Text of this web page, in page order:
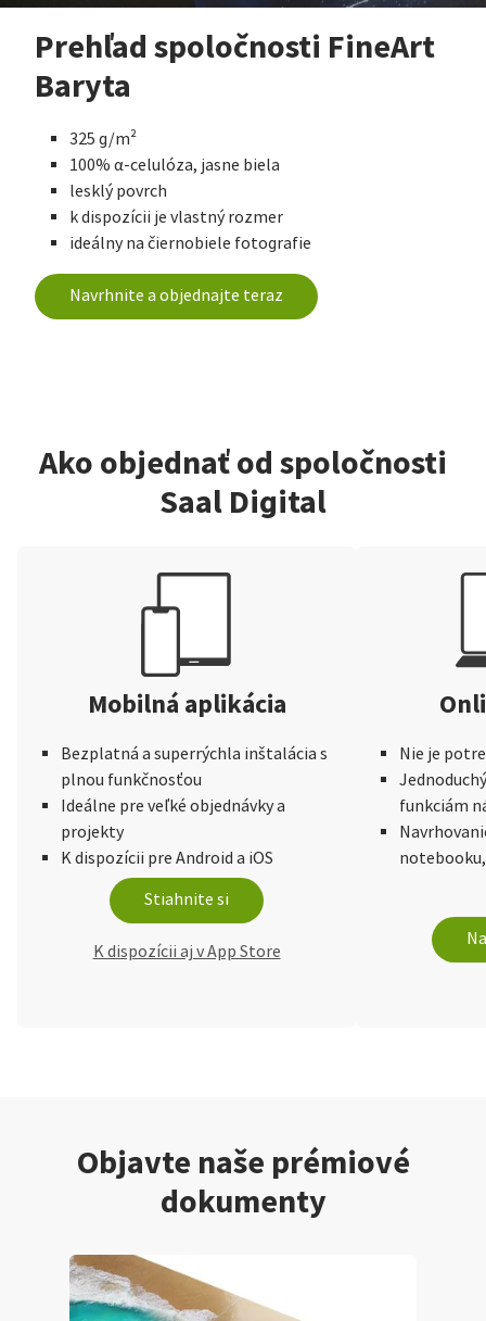
Prehľad spoločnosti FineArt
Baryta
325 g/m²
100% α-celulóza, jasne biela
lesklý povrch
k dispozícii je vlastný rozmer
ideálny na čiernobiele fotografie
Navrhnite a objednajte teraz
Ako objednať od spoločnosti
Saal Digital
Mobilná aplikácia
Bezplatná a superrýchla inštalácia s
plnou funkčnosťou
Ideálne pre veľké objednávky a
projekty
K dispozícii pre Android a iOS
Stiahnite si
K dispozícii aj v App Store
Nie je
funkciám
Objavte naše prémiové
dokumenty